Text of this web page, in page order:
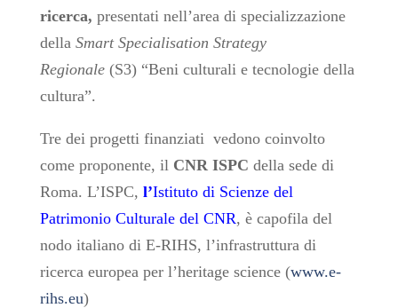
ricerca, presentati nell’area di specializzazione
della Smart Specialisation Strategy
Regionale(S3) “Beni culturali e tecnologie della
cultura”.
Tre dei progetti finanziati vedono coinvolto
come proponente, il CNR ISPC della sede di
Roma. L’ISPC, l’Istituto di Scienze del
Patrimonio Culturale del CNR, è capofila del
nodo italiano di E-RIHS, l’infrastruttura di
ricerca europea per l’heritage science (www.e-
rihs.eu)